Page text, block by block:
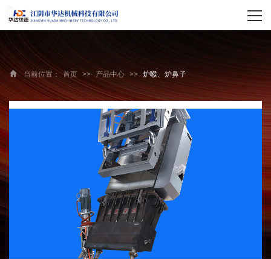
网站首页
产品中心
荣誉资质
当前位置： 首页 >> 产品中心 >> 炉喉、炉鼻子